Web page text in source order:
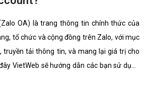
OA) là trang thông tin chính thức của
tổ chức và cộng đồng trên Zalo, với mục
truyền tải thông tin, và mang lại giá trị cho
VietWeb sẽ hướng dẫn các bạn sử dụng